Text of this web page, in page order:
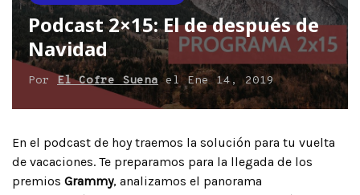
Podcast 2×15: El de después de
Navidad
Por El Cofre SuenaelEne 14, 2019
En el podcast de hoy traemos la solución para tu vuelta
de vacaciones. Te preparamos para la llegada de los
premios Grammy, analizamos el panorama